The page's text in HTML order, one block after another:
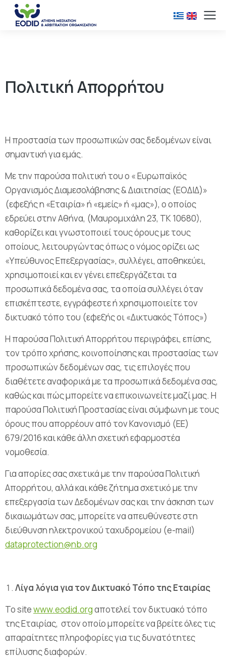
Πολιτική Απορρήτου
Η προστασία των προσωπικών σας δεδομένων είναι
σημαντική για εμάς.
Με την παρούσα πολιτική του ο « Ευρωπαϊκός
Οργανισμός Διαμεσολάβησης & Διαιτησίας (ΕΟΔΙΔ)»
(εφεξής η «Εταιρία» ή «εμείς» ή «μας»), ο οποίος
εδρεύει στην Αθήνα, (Μαυρομιχάλη 23, ΤΚ 10680),
καθορίζει και γνωστοποιεί τους όρους με τους
οποίους, λειτουργώντας όπως ο νόμος ορίζει ως
«Υπεύθυνος Επεξεργασίας», συλλέγει, αποθηκεύει,
χρησιμοποιεί και εν γένει επεξεργάζεται τα
προσωπικά δεδομένα σας, τα οποία συλλέγει όταν
επισκέπτεστε, εγγράφεστε ή χρησιμοποιείτε τον
δικτυακό τόπο του (εφεξής οι «Δικτυακός Τόπος»)
Η παρούσα Πολιτική Απορρήτου περιγράφει, επίσης,
τον τρόπο χρήσης, κοινοποίησης και προστασίας των
προσωπικών δεδομένων σας, τις επιλογές που
διαθέτετε αναφορικά με τα προσωπικά δεδομένα σας,
καθώς και πώς μπορείτε να επικοινωνείτε μαζί μας. Η
παρούσα Πολιτική Προστασίας είναι σύμφωνη με τους
όρους που απορρέουν από τον Κανονισμό (ΕΕ)
679/2016 και κάθε άλλη σχετική εφαρμοστέα
νομοθεσία.
Για απορίες σας σχετικά με την παρούσα Πολιτική
Απορρήτου, αλλά και κάθε ζήτημα σχετικό με την
επεξεργασία των Δεδομένων σας και την άσκηση των
δικαιωμάτων σας, μπορείτε να απευθύνεστε στη
διεύθυνση ηλεκτρονικού ταχυδρομείου (e-mail)
dataprotection@nb.org
Λίγα λόγια για τον Δικτυακό Τόπο της Εταιρίας
Το sitewww.eodid.orgαποτελεί τον δικτυακό τόπο
της Εταιρίας, στον οποίο μπορείτε να βρείτε όλες τις
απαραίτητες πληροφορίες για τις δυνατότητες
επίλυσης διαφορών.